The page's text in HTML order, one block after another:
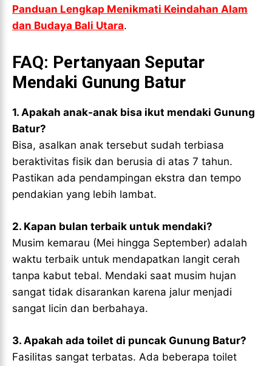
Panduan Lengkap Menikmati Keindahan Alam
dan Budaya Bali Utara.
FAQ: Pertanyaan Seputar
Mendaki Gunung Batur
1. Apakah anak-anak bisa ikut mendaki Gunung
Batur?
Bisa, asalkan anak tersebut sudah terbiasa
beraktivitas fisik dan berusia di atas 7 tahun.
Pastikan ada pendampingan ekstra dan tempo
pendakian yang lebih lambat.
2. Kapan bulan terbaik untuk mendaki?
Musim kemarau (Mei hingga September) adalah
waktu terbaik untuk mendapatkan langit cerah
tanpa kabut tebal. Mendaki saat musim hujan
sangat tidak disarankan karena jalur menjadi
sangat licin dan berbahaya.
3. Apakah ada toilet di puncak Gunung Batur?
Fasilitas sangat terbatas. Ada beberapa toilet